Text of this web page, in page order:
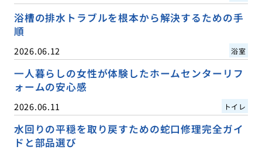
浴槽の排水トラブルを根本から解決するための手
順
2026.06.12 浴室
一人暮らしの女性が体験したホームセンターリフ
ォームの安心感
2026.06.11 トイレ
水回りの平穏を取り戻すための蛇口修理完全ガイ
ドと部品選び